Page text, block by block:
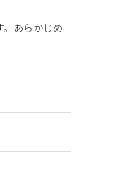
あらかじめ